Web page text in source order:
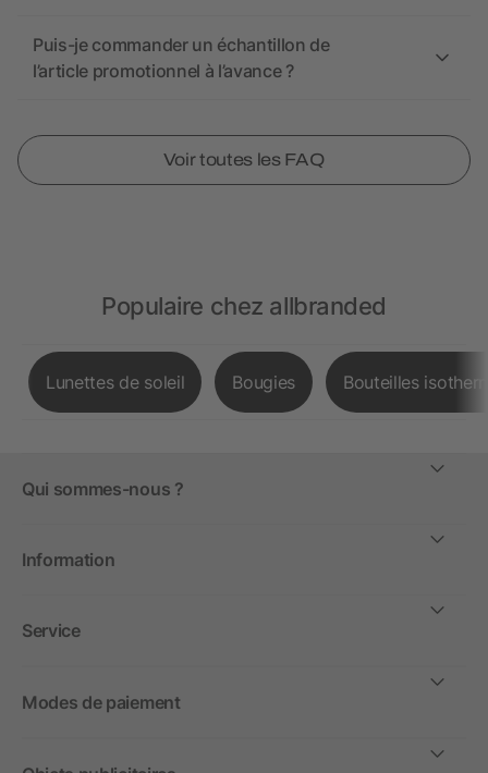
Puis-je commander un échantillon de
l’article promotionnel à l’avance ?
Voir toutes les FAQ
Populaire chez allbranded
Lunettes de soleil Bougies Bouteilles
Qui sommes-nous ?
Information
Service
Modes de paiement